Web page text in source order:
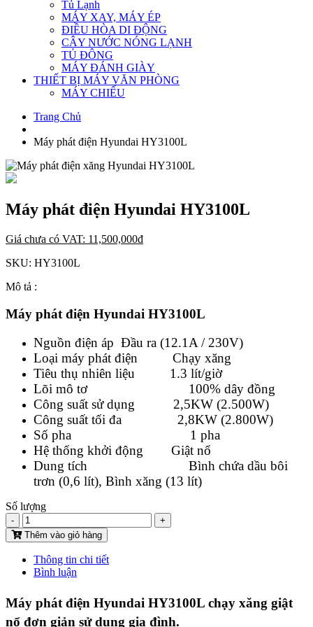
Tủ Lạnh
MÁY XAY, MÁY ÉP
ĐIỀU HÒA DI ĐỘNG
CÂY NƯỚC NÓNG LẠNH
TỦ ĐÔNG
MÁY ĐÁNH GIÀY
THIẾT BỊ MÁY VĂN PHÒNG
MÁY CHIẾU
Trang Chủ
Máy phát điện Hyundai HY3100L
Máy phát điện Hyundai HY3100L
Giá chưa có VAT: 11,500,000đ
SKU: HY3100L
Mô tả :
Máy phát điện Hyundai HY3100L
Nguồn điện áp Đầu ra (12.1A / 230V)
Loại máy phát điện Chạy xăng
Tiêu thụ nhiên liệu 1.3 lít/giờ
Lõi mô tơ 100% dây đồng
Công suất sử dụng 2,5KW (2.500W)
Công suất tối đa 2,8KW (2.800W)
Số pha 1 pha
Hệ thống khởi động Giật nổ
Dung tích Bình chứa dầu bôi
trơn (0,6 lít), Bình xăng (13 lít)
Số lượng
-
+
Thêm vào giỏ hàng
Thông tin chi tiết
Bình luận
Máy phát điện Hyundai HY3100L chạy xăng giật
nổ đơn giản sử dụng gia đình.